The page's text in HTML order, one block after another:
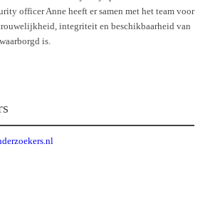
officer Anne heeft er samen met het team voor
integriteit en beschikbaarheid van
is.